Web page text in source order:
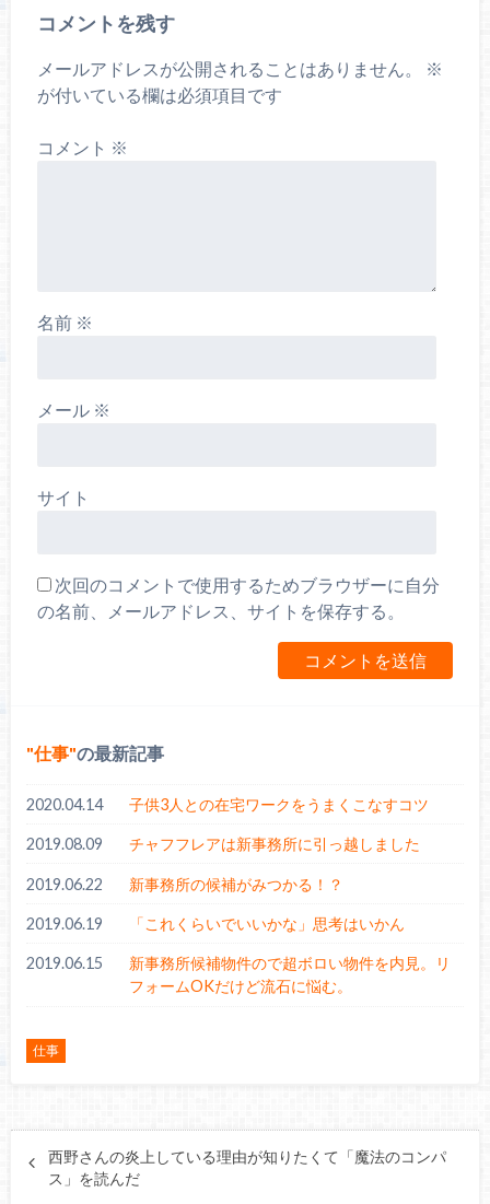
コメントを残す
メールアドレスが公開されることはありません。
※
が付いている欄は必須項目です
コメント ※
名前 ※
メール ※
サイト
次回のコメントで使用するためブラウザーに自分
の名前、メールアドレス、サイトを保存する。
仕事 の最新記事
2020.04.14 子供3人との在宅ワークをうまくこなすコツ
2019.08.09 チャフフレアは新事務所に引っ越しました
2019.06.22 新事務所の候補がみつかる！？
2019.06.19 「これくらいでいいかな」思考はいかん
2019.06.15
新事務所候補物件ので超ボロい物件を内見。リ
フォームOKだけど流石に悩む。
仕事
西野さんの炎上している理由が知りたくて「魔法のコンパ
ス」を読んだ